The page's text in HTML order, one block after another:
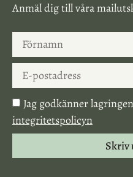
Anmäl dig till våra
Jag godkänner
integritetspolicyn
Skriv